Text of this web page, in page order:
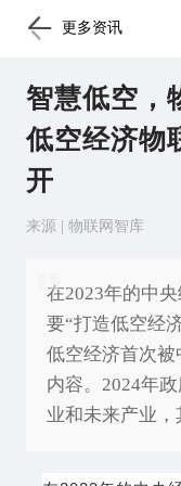
更多资讯
智慧低空，
低空经济物
开
来源 | 物联网智库
在2023年的中
要“打造低空经
低空经济首次
内容。2024年
业和未来产业，